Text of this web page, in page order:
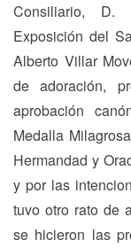
Consiliario, D.
Exposición del
Alberto Villar
de adoración,
aprobación
Medalla
Hermandad y
y por las
tuvo otro rato de
se hicieron las